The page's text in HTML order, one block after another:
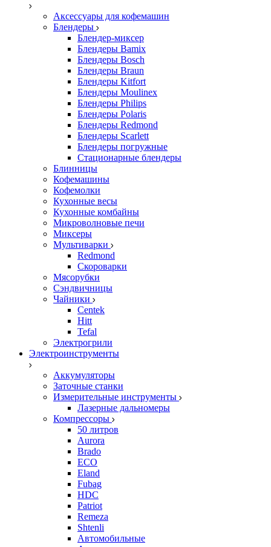
Аксессуары для кофемашин
Блендеры
Блендер-миксер
Блендеры Bamix
Блендеры Bosch
Блендеры Braun
Блендеры Kitfort
Блендеры Moulinex
Блендеры Philips
Блендеры Polaris
Блендеры Redmond
Блендеры Scarlett
Блендеры погружные
Стационарные блендеры
Блинницы
Кофемашины
Кофемолки
Кухонные весы
Кухонные комбайны
Микроволновые печи
Миксеры
Мультиварки
Redmond
Скороварки
Мясорубки
Сэндвичницы
Чайники
Centek
Hitt
Tefal
Электрогрили
Электроинструменты
Аккумуляторы
Заточные станки
Измерительные инструменты
Лазерные дальномеры
Компрессоры
50 литров
Aurora
Brado
ECO
Eland
Fubag
HDC
Patriot
Remeza
Shtenli
Автомобильные